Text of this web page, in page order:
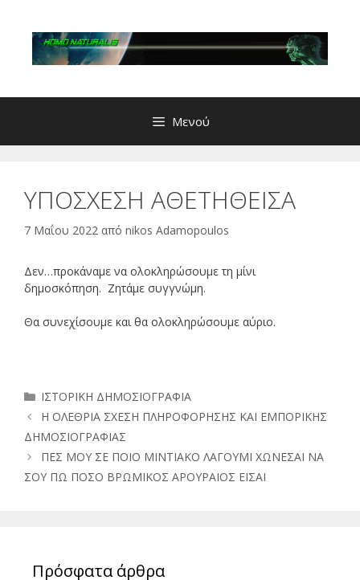
περιεχόμενο
Μενού
ΥΠΟΣΧΕΣΗ ΑΘΕΤΗΘΕΙΣΑ
7 Μαΐου 2022 από nikos Adamopoulos
Δεν…προκάναμε να ολοκληρώσουμε τη μίνι
δημοσκόπηση. Ζητάμε συγγνώμη.
Θα συνεχίσουμε και θα ολοκληρώσουμε αύριο.
Κατηγορίες
ΙΣΤΟΡΙΚΗ ΔΗΜΟΣΙΟΓΡΑΦΙΑ
Η ΟΛΕΘΡΙΑ ΣΧΕΣΗ ΠΛΗΡΟΦΟΡΗΣΗΣ ΚΑΙ ΕΜΠΟΡΙΚΗΣ
ΔΗΜΟΣΙΟΓΡΑΦΙΑΣ
ΠΕΣ ΜΟΥ ΣΕ ΠΟΙΟ ΜΙΝΤΙΑΚΟ ΛΑΓΟΥΜΙ ΧΩΝΕΣΑΙ ΝΑ
ΣΟΥ ΠΩ ΠΟΣΟ ΒΡΩΜΙΚΟΣ ΑΡΟΥΡΑΙΟΣ ΕΙΣΑΙ
Πρόσφατα άρθρα